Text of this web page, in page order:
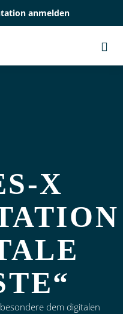
anmelden
dem digitalen